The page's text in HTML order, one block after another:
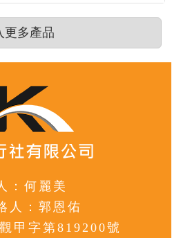
更多產品
：何麗美
人：郭恩佑
甲字第819200號